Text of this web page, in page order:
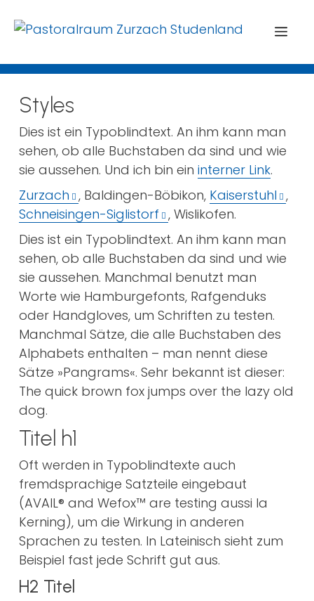
Styles
Dies ist ein Typoblindtext. An ihm kann man
sehen, ob alle Buchstaben da sind und wie
sie aussehen. Und ich bin ein interner Link.
Zurzach , Baldingen-Böbikon, Kaiserstuhl ,
Schneisingen-Siglistorf , Wislikofen.
Dies ist ein Typoblindtext. An ihm kann man
sehen, ob alle Buchstaben da sind und wie
sie aussehen. Manchmal benutzt man
Worte wie Hamburgefonts, Rafgenduks
oder Handgloves, um Schriften zu testen.
Manchmal Sätze, die alle Buchstaben des
Alphabets enthalten – man nennt diese
Sätze »Pangrams«. Sehr bekannt ist dieser:
The quick brown fox jumps over the lazy old
dog.
Titel h1
Oft werden in Typoblindtexte auch
fremdsprachige Satzteile eingebaut
(AVAIL® and Wefox™ are testing aussi la
Kerning), um die Wirkung in anderen
Sprachen zu testen. In Lateinisch sieht zum
Beispiel fast jede Schrift gut aus.
H2 Titel